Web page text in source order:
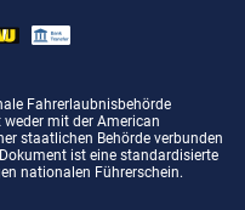
Fahrerlaubnisbehörde
mit der American
staatlichen Behörde verbunden
ist eine standardisierte
nationalen Führerschein.